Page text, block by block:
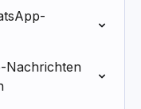
Nachrichten